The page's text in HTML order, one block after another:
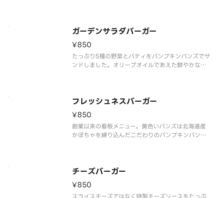
ス」を合わせたサクっとジューシ
ガーデンサラダバーガー
¥850
たっぷり5種の野菜とパティをパンプキンバンズでサ
ンドしました。オリーブオイルであえた鮮やかな紫
た、旨味と満足感が詰まった一品
フレッシュネスバーガー
¥850
創業以来の看板メニュー。黄色いバンズは北海道産
かぼちゃを練り込んだこだわりのパンプキンバン
き』や『増量』などのご要望には対
チーズバーガー
¥850